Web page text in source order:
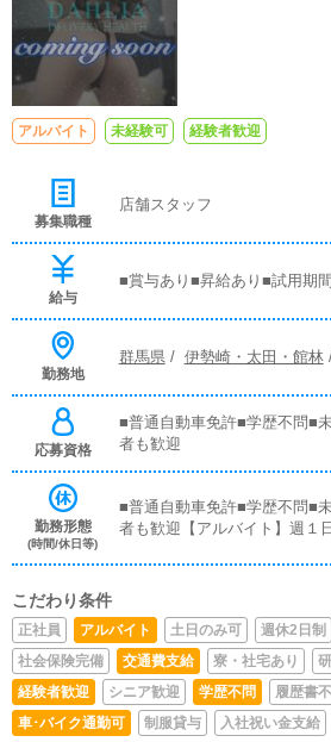
アルバイト 未経験可 経験者歓迎
募集職種
店舗スタッフ
給与
■賞与あり■昇給あり■試用期
勤務地
群馬県/ 伊勢崎・太田・館林
応募資格
■普通自動車免許■学歴不問■
者も歓迎
勤務形態
(時間/休日等)
■普通自動車免許■学歴不問■
者も歓迎【アルバイト】週１
こだわり条件
正社員 アルバイト 土日のみ可 週休2日制
社会保険完備
交通費支給 寮・社宅あり
経験者歓迎
シニア歓迎 学歴不問 履歴書
車･バイク通勤可
制服貸与 入社祝い金支給